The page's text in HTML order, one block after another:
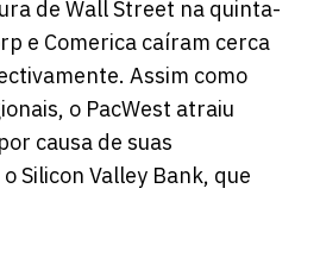
de Wall Street na quinta-
e Comerica caíram cerca
Assim como
o PacWest atraiu
causa de suas
Silicon Valley Bank, que